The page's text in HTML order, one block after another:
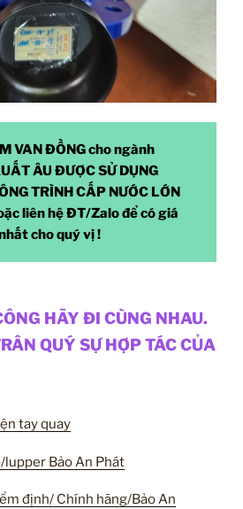
VAN ĐỒNG cho ngành
ÂU ĐƯỢC SỬ DỤNG
TRÌNH CẤP NƯỚC LỚN
liên hệ ĐT/Zalo để có giá
cho quý vị !
HÃY ĐI CÙNG NHAU.
QUÝ SỰ HỢP TÁC CỦA
tay quay
lupper Bảo An Phát
định/ Chính hãng/Bảo An